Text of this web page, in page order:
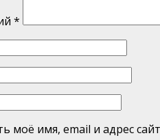
*
моё имя, email и адрес